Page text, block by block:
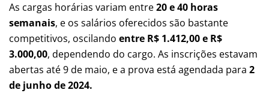
As cargas horárias variam entre20 e 40 horas
semanais, e os salários oferecidos são bastante
competitivos, oscilando entre R$ 1.412,00 e R$
3.000,00, dependendo do cargo. As inscrições estavam
abertas até 9 de maio, e a prova está agendada para 2
de junho de 2024.